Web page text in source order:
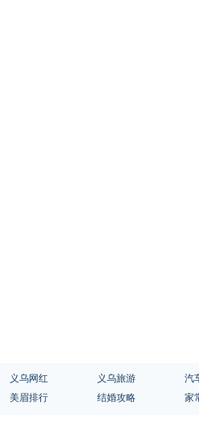
义乌网红 义乌旅游 汽
美眉排行 结婚攻略 家